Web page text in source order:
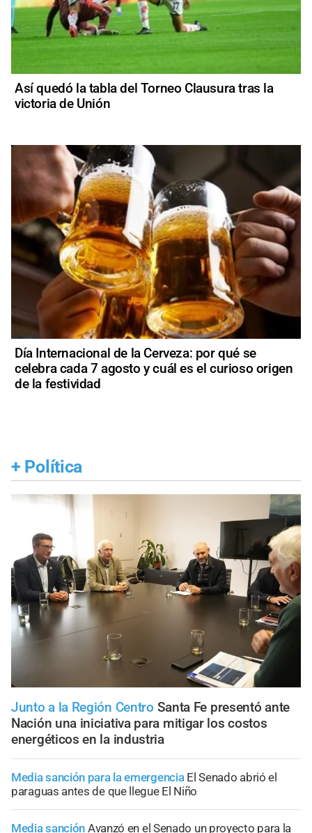
Así quedó la tabla del Torneo Clausura tras la
victoria de Unión
Día Internacional de la Cerveza: por qué se
celebra cada 7 agosto y cuál es el curioso origen
de la festividad
+ Política
Junto a la Región Centro Santa Fe presentó ante
Nación una iniciativa para mitigar los costos
energéticos en la industria
Media sanción para la emergencia El Senado abrió el
paraguas antes de que llegue El Niño
Media sanción Avanzó en el Senado un proyecto para la